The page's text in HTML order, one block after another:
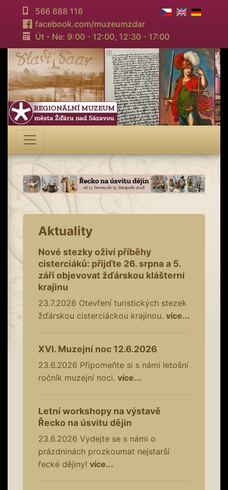
566 688 116
facebook.com/muzeumzdar
Út - Ne: 9:00 - 12:00, 12:30 - 17:00
Aktuality
Nové stezky oživí příběhy
cisterciáků: přijďte 26. srpna a 5.
září objevovat žďárskou klášterní
krajinu
23.7.2026 Otevření turistických stezek
žďárskou cisterciáckou krajinou. více...
XVI. Muzejní noc 12.6.2026
23.6.2026 Připomeňte si s námi letošní
ročník muzejní noci. více...
Letní workshopy na výstavě
Řecko na úsvitu dějin
23.6.2026 Vydejte se s námi o
prázdninách prozkoumat nejstarší
řecké dějiny! více...